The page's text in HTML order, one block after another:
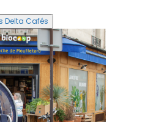
Toutes les activations Delta Cafés